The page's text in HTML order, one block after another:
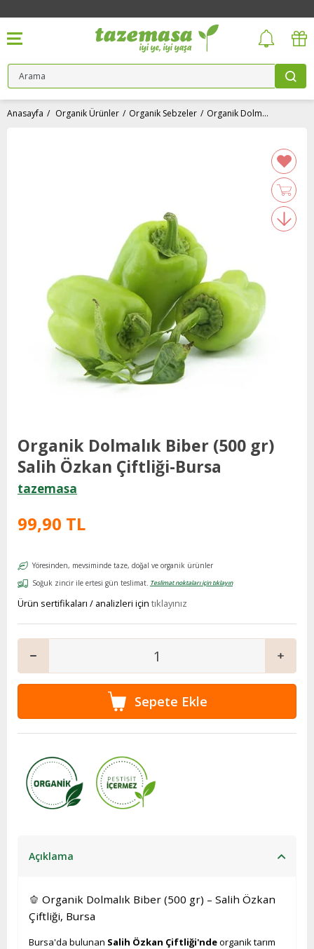
Anasayfa Organik Ürünler Organik Sebzeler Organik Dolmalık Biber (500 gr) Salih Özkan Çiftliği-Bursa
Organik Dolmalık Biber (500 gr)
Salih Özkan Çiftliği-Bursa
tazemasa
99,90 TL
Yöresinden, mevsiminde taze, doğal ve organik ürünler
Soğuk zincir ile ertesi gün teslimat. Teslimat noktaları için tıklayın
Ürün sertifikaları / analizleri için tıklayınız
Açıklama
🫑 Organik Dolmalık Biber (500 gr) – Salih Özkan
Çiftliği, Bursa
Bursa'da bulunan Salih Özkan Çiftliği'ndeorganik tarım